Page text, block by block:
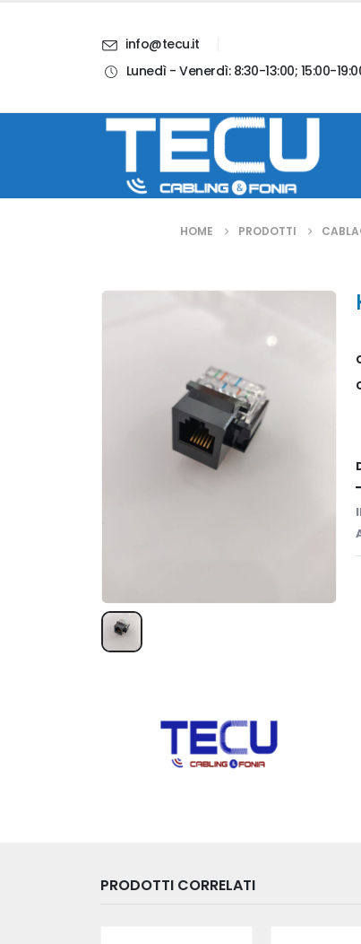
info@tecu.it
Lunedì - Venerdì: 8:30-13:00; 15:00-
HOME PRODOTTI
PRODOTTI CORRELATI
Blog Contatti Account